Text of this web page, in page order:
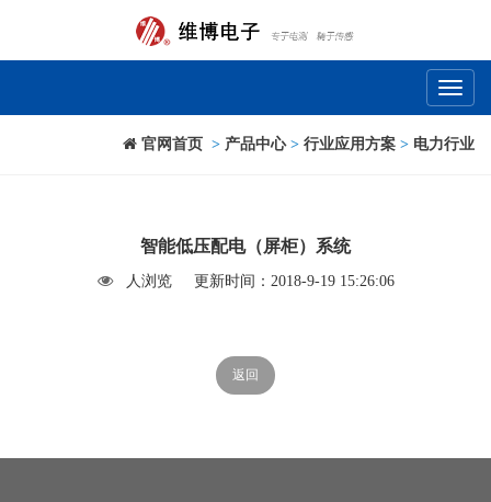
Toggle
官网首页 > 产品中心> 行业应用方案 > 电力行业
智能低压配电（屏柜）系统
人浏览 更新时间：2018-9-19 15:26:06
返回